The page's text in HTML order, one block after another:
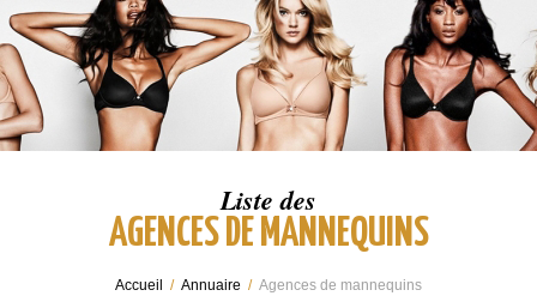
Liste des
AGENCES DE MANNEQUINS
Accueil / Annuaire / Agences de mannequins